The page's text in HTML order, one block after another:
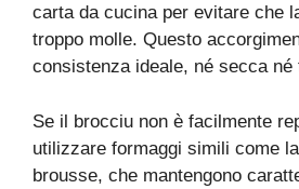
carta da cucina per evitare che
troppo molle. Questo
consistenza ideale, né secca né
Se il brocciu non è facilmente
utilizzare formaggi simili come
brousse, che mantengono